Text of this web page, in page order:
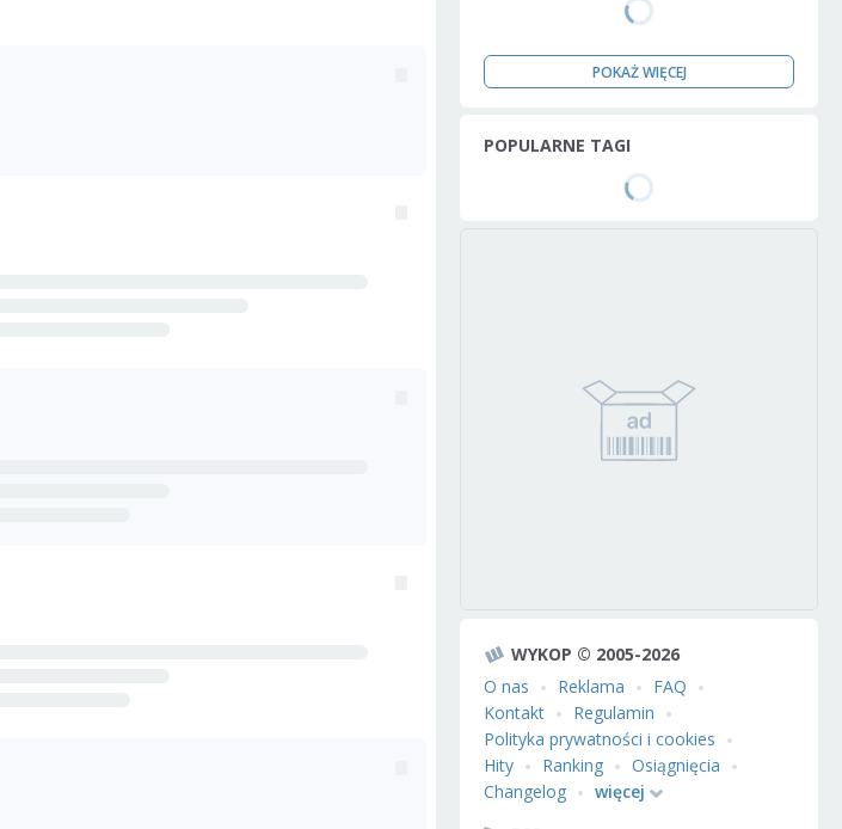
POKAŻ WIĘCEJ
POPULARNE TAGI
WYKOP © 2005-2026
O nas
Reklama
FAQ
Kontakt
Regulamin
Polityka prywatności i cookies
Hity
Ranking
Osiągnięcia
Changelog
więcej